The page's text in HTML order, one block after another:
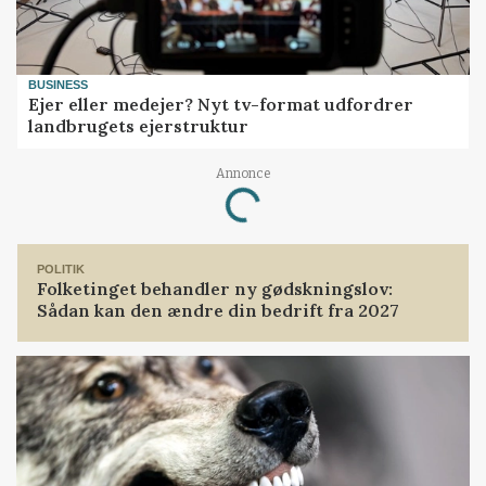
BUSINESS
Ejer eller medejer? Nyt tv-format udfordrer
landbrugets ejerstruktur
Annonce
Loading...
POLITIK
Folketinget behandler ny gødskningslov:
Sådan kan den ændre din bedrift fra 2027